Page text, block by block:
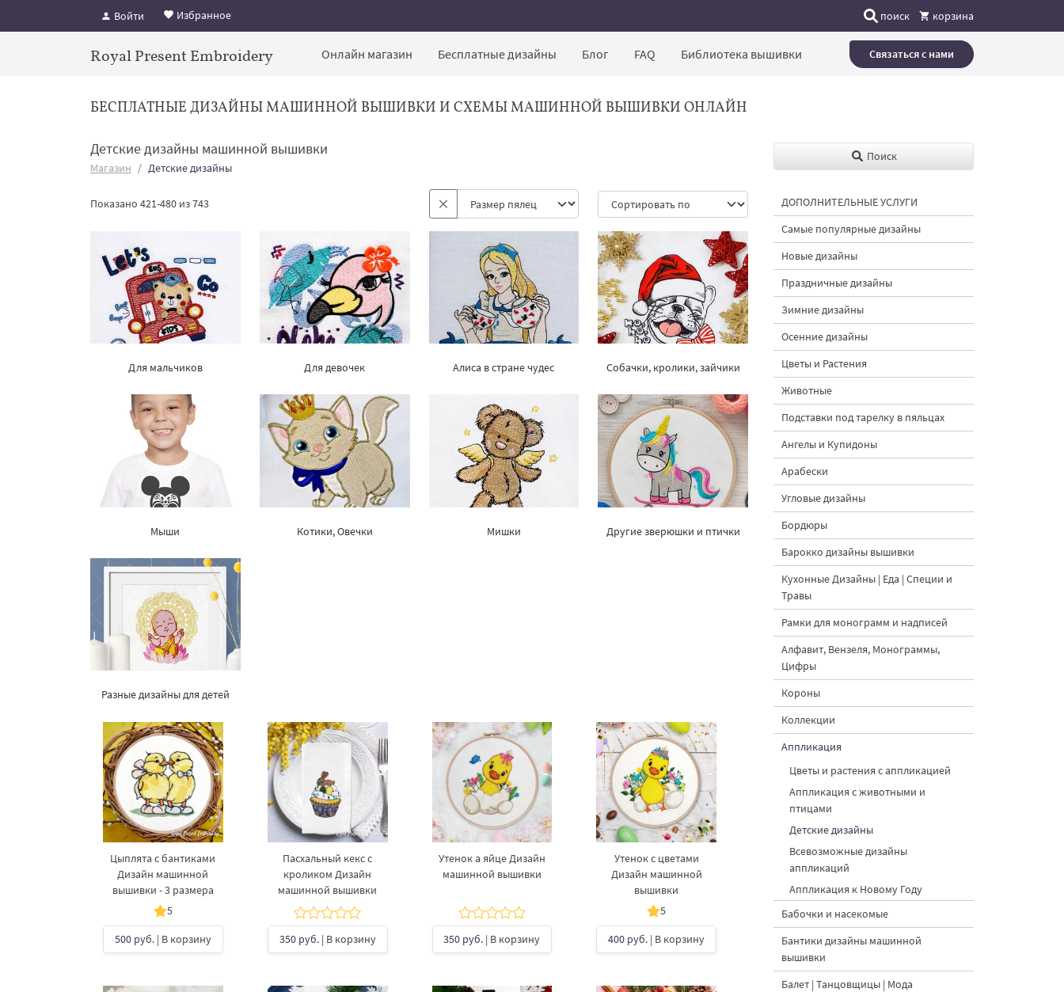
Войти Избранное поиск корзина
Royal Present Embroidery Онлайн магазин Бесплатные дизайны Блог FAQ Библиотека вышивки Связаться с нами
БЕСПЛАТНЫЕ ДИЗАЙНЫ МАШИННОЙ ВЫШИВКИ И СХЕМЫ МАШИННОЙ ВЫШИВКИ ОНЛАЙН
Детские дизайны машинной вышивки
Магазин Детские дизайны
Показано 421-480 из 743
Для мальчиков Для девочек Алиса в стране чудес Собачки, кролики, зайчики
Мыши Котики, Овечки Мишки Другие зверюшки и птички
Разные дизайны для детей
Цыплята с бантиками
Дизайн машинной
вышивки - 3 размера
5
500 руб.| В корзину
Пасхальный кекс с
кроликом Дизайн
машинной вышивки
350 руб.| В корзину
Утенок а яйце Дизайн
машинной вышивки
350 руб. | В корзину
Утенок с цветами
Дизайн машинной
вышивки
5
400 руб. | В корзину
Поиск
ДОПОЛНИТЕЛЬНЫЕ УСЛУГИ
Самые популярные дизайны
Новые дизайны
Праздничные дизайны
Зимние дизайны
Осенние дизайны
Цветы и Растения
Животные
Подставки под тарелку в пяльцах
Ангелы и Купидоны
Арабески
Угловые дизайны
Бордюры
Барокко дизайны вышивки
Кухонные Дизайны | Еда | Специи и
Травы
Рамки для монограмм и надписей
Алфавит, Вензеля, Монограммы,
Цифры
Короны
Коллекции
Аппликация
Цветы и растения с аппликацией
Аппликация с животными и
птицами
Детские дизайны
Всевозможные дизайны
аппликаций
Аппликация к Новому Году
Бабочки и насекомые
Бантики дизайны машинной
вышивки
Балет | Танцовщицы | Мода